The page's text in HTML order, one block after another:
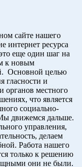
сайте нашего
интернет ресурса
еще один шаг на
к новым
Основной целью
гласности и
органов местного
что является
социально-
движемся дальше.
управления,
делаем
Работа нашего
только к решению
они не были.